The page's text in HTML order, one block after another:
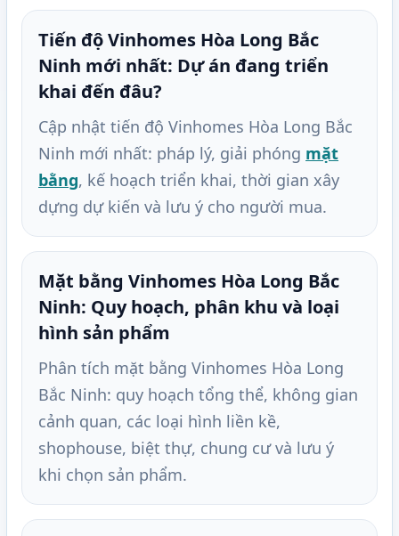
Tiến độ Vinhomes Hòa Long Bắc
Ninh mới nhất: Dự án đang triển
khai đến đâu?
Cập nhật tiến độ Vinhomes Hòa Long Bắc
Ninh mới nhất: pháp lý, giải phóng mặt
bằng, kế hoạch triển khai, thời gian xây
dựng dự kiến và lưu ý cho người mua.
Mặt bằng Vinhomes Hòa Long Bắc
Ninh: Quy hoạch, phân khu và loại
hình sản phẩm
Phân tích mặt bằng Vinhomes Hòa Long
Bắc Ninh: quy hoạch tổng thể, không gian
cảnh quan, các loại hình liền kề,
shophouse, biệt thự, chung cư và lưu ý
khi chọn sản phẩm.